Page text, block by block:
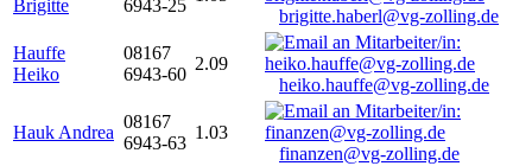
Brigitte
6943-25
brigitte.haberl@vg-zolling.de
Hauffe
Heiko
08167
6943-60
2.09
heiko.hauffe@vg-zolling.de
Hauk Andrea
08167
6943-63
1.03
finanzen@vg-zolling.de